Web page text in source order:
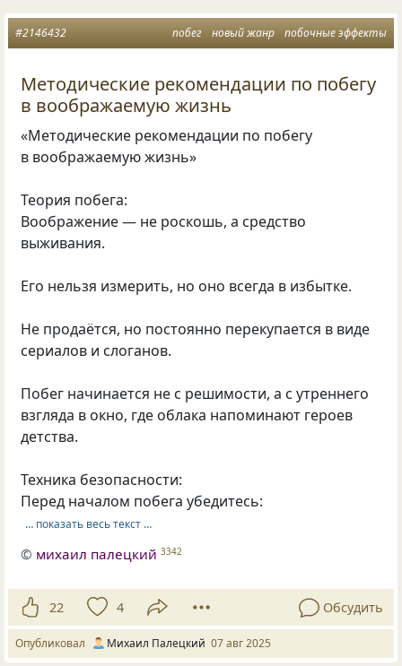
побег новый жанр побочные эффекты
#2146432
Методические рекомендации по побегу
в воображаемую жизнь
«Методические рекомендации по побегу
в воображаемую жизнь»
Теория побега:
Воображение — не роскошь, а средство
выживания.
Его нельзя измерить, но оно всегда в избытке.
Не продаётся, но постоянно перекупается в виде
сериалов и слоганов.
Побег начинается не с решимости, а с утреннего
взгляда в окно, где облака напоминают героев
детства.
Техника безопасности:
Перед началом побега убедитесь:
… показать весь текст …
© михаил палецкий 3342
22 4 Обсудить
Опубликовал Михаил Палецкий 07 авг 2025